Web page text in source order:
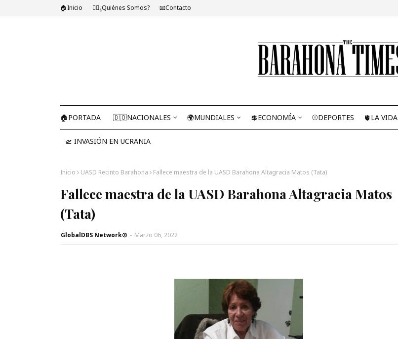
🏠Inicio 🤷‍♂️¿Quiénes Somos? 📧Contacto
🏠PORTADA 🇩🇴NACIONALES 🌍MUNDIALES 💲ECONOMÍA ⚾DEPORTES 🫀LA VIDA
🛫 INVASIÓN EN UCRANIA
Inicio UASD Recinto Barahona Fallece maestra de la UASD Barahona Altagracia Matos (Tata)
Fallece maestra de la UASD Barahona Altagracia Matos
(Tata)
GlobalDBS Network® - Marzo 06, 2022